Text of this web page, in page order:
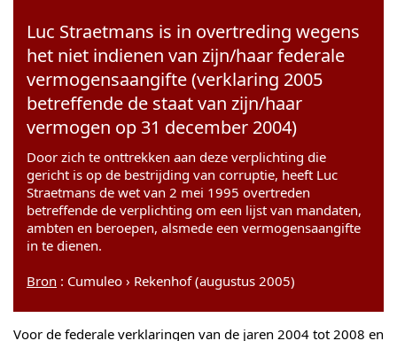
Luc Straetmans is in overtreding wegens
het niet indienen van zijn/haar federale
vermogensaangifte (verklaring 2005
betreffende de staat van zijn/haar
vermogen op 31 december 2004)
Door zich te onttrekken aan deze verplichting die
gericht is op de bestrijding van corruptie, heeft Luc
Straetmans de wet van 2 mei 1995 overtreden
betreffende de verplichting om een lijst van mandaten,
ambten en beroepen, alsmede een vermogensaangifte
in te dienen.
Bron : Cumuleo › Rekenhof (augustus 2005)
Voor de federale verklaringen van de jaren 2004 tot 2008 en